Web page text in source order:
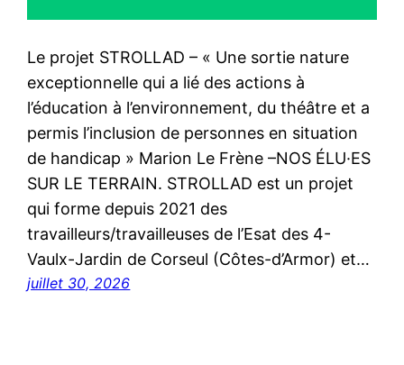
Le projet STROLLAD – « Une sortie nature
exceptionnelle qui a lié des actions à
l’éducation à l’environnement, du théâtre et a
permis l’inclusion de personnes en situation
de handicap » Marion Le Frène –NOS ÉLU·ES
SUR LE TERRAIN. STROLLAD est un projet
qui forme depuis 2021 des
travailleurs/travailleuses de l’Esat des 4-
Vaulx-Jardin de Corseul (Côtes-d’Armor) et…
juillet 30, 2026